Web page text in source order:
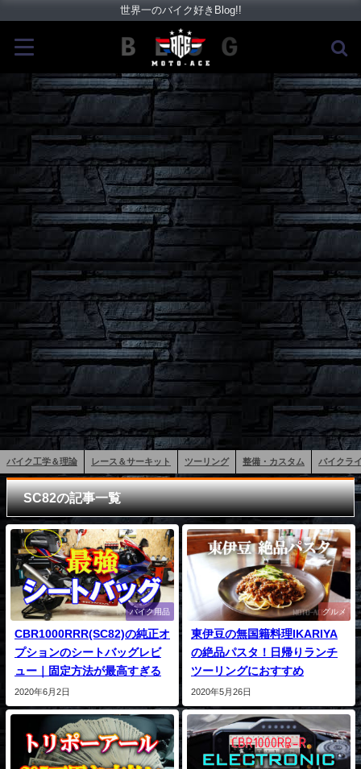
世界一のバイク好きBlog!!
バイク工学＆理論 レース＆サーキット ツーリング 整備・カスタム バイクラ
SC82の記事一覧
バイク用品
CBR1000RRR(SC82)の純正オ
プションのシートバッグレビ
ュー｜固定方法が最高すぎる
2020年6月2日
グルメ
東伊豆の無国籍料理IKARIYA
の絶品パスタ！日帰りランチ
ツーリングにおすすめ
2020年5月26日